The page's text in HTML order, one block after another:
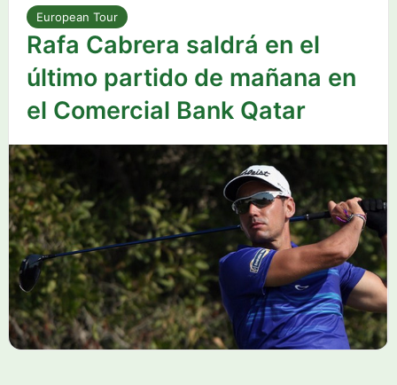
European Tour
Rafa Cabrera saldrá en el
último partido de mañana en
el Comercial Bank Qatar